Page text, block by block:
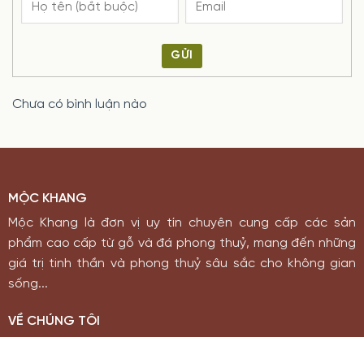
GỬI
Chưa có bình luận nào
MỘC KHANG
Mộc Khang là đơn vị uy tín chuyên cung cấp các sản
phẩm cao cấp từ gỗ và đá phong thuỷ, mang đến những
giá trị tinh thần và phong thuỷ sâu sắc cho không gian
sống...
VỀ CHÚNG TÔI